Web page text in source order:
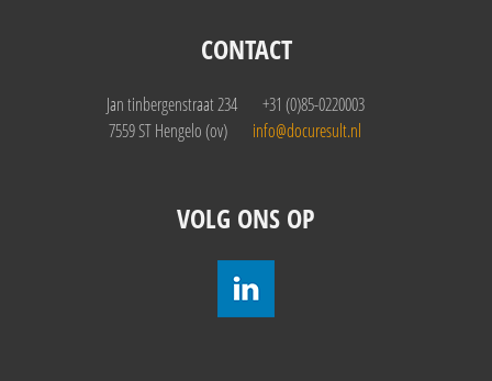
CONTACT
Jan tinbergenstraat 234
+31 (0)85-0220003
7559 ST Hengelo (ov)
info@docuresult.nl
VOLG ONS OP